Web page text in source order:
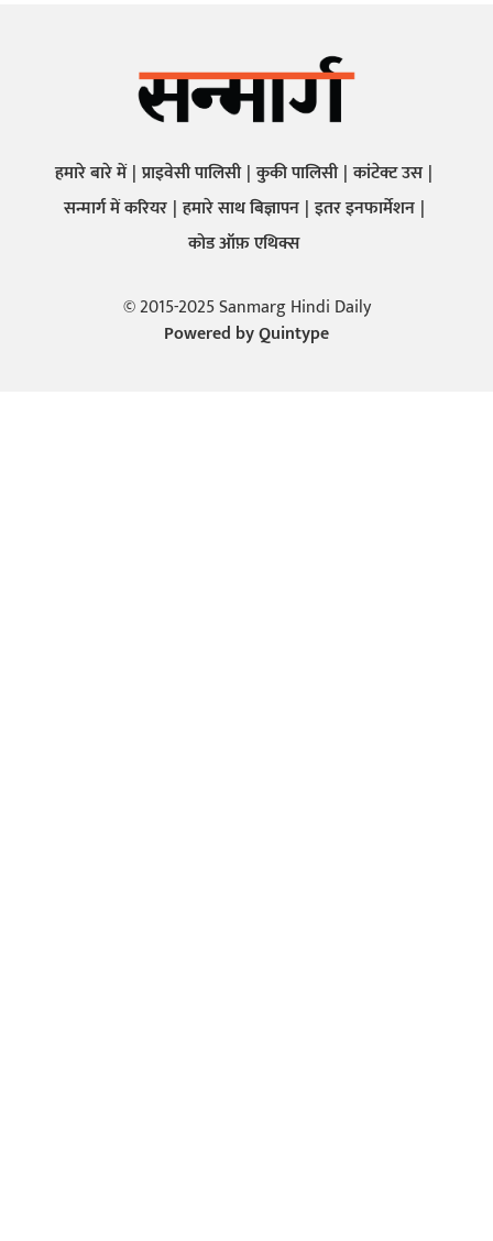
हमारे बारे में प्राइवेसी पालिसी कुकी पालिसी कांटेक्ट उस
सन्मार्ग में करियर हमारे साथ बिज्ञापन इतर इनफार्मेशन
कोड ऑफ़ एथिक्स
© 2015-2025 Sanmarg Hindi Daily
Powered byQuintype